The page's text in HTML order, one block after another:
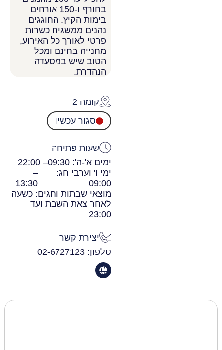
בחורף ו-150 אורחים
בימות הקיץ. החוגגים
נהנים ממשגיח כשרות
פרטי לאורך כל האירוע,
מחנייה בחינם ומכל
הטוב שיש במסעדה
הנהדרת.
קומה 2
סגור עכשיו
שעות פתיחה
ימים א'-ה': 09:30
– 22:00
ימי ו' וערבי חג:
09:00
–
13:30
מוצאי שבתות וחגים: כשעה
לאחר צאת השבת ועד
23:00
יצירת קשר
טלפון: 02-6727123